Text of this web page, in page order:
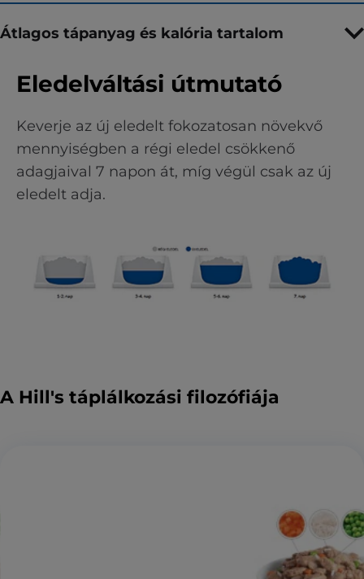
Átlagos tápanyag és kalória tartalom
Eledelváltási útmutató
Keverje az új eledelt fokozatosan növekvő
mennyiségben a régi eledel csökkenő
adagjaival 7 napon át, míg végül csak az új
eledelt adja.
A Hill's táplálkozási filozófiája